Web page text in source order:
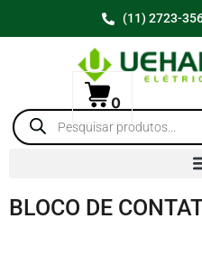
(11) 2723-
0
BLOCO DE